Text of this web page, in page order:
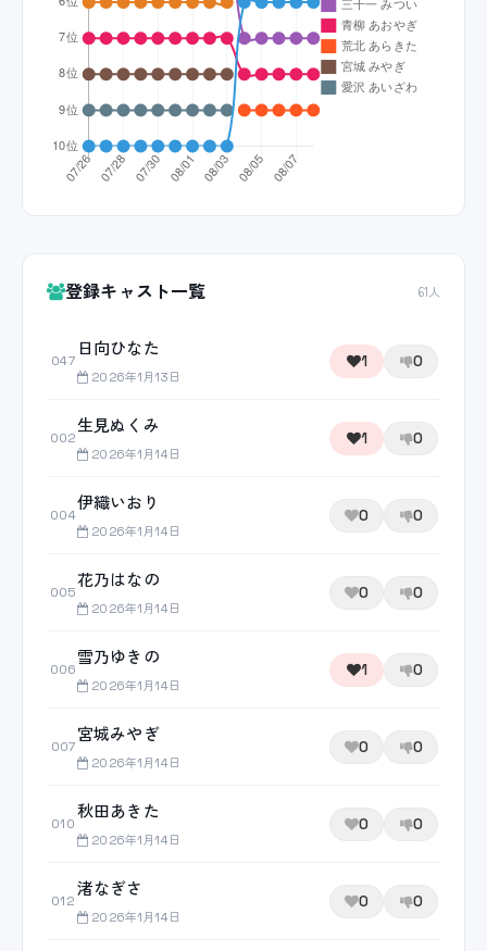
登録キャスト一覧 61人
047
日向ひなた
2026年1月13日
1 0
002
生見ぬくみ
2026年1月14日
1 0
004
伊織いおり
2026年1月14日
0 0
005
花乃はなの
2026年1月14日
0 0
006
雪乃ゆきの
2026年1月14日
1 0
007
宮城みやぎ
2026年1月14日
0 0
010
秋田あきた
2026年1月14日
0 0
012
渚なぎさ
2026年1月14日
0 0